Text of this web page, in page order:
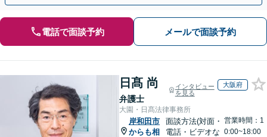
電話で面談予約 メールで面談予約
日髙 尚
弁護士
インタビュー
を見る
大阪府
大園・日髙法律事務所
岸和田市
からも相
面談方法(対面・
電話・ビデオな
営業時間：1
0:00~18:00